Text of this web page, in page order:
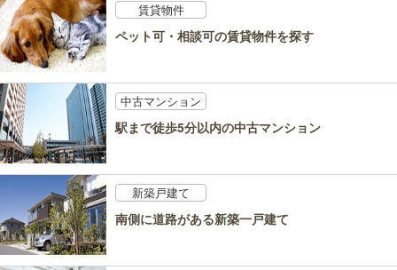
賃貸物件
ペット可・相談可の賃貸物件を探す
中古マンション
駅まで徒歩5分以内の中古マンション
新築戸建て
南側に道路がある新築一戸建て